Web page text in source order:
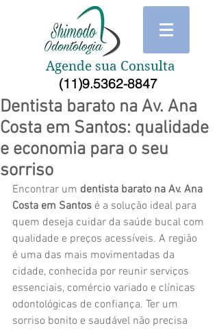
Agende sua Consulta
(11)9.5362-8847
Dentista barato na Av. Ana
Costa em Santos: qualidade
e economia para o seu
sorriso
Encontrar um dentista barato na Av. Ana
Costa em Santos é a solução ideal para
quem deseja cuidar da saúde bucal com
qualidade e preços acessíveis. A região
é uma das mais movimentadas da
cidade, conhecida por reunir serviços
essenciais, comércio variado e clínicas
odontológicas de confiança. Ter um
sorriso bonito e saudável não precisa